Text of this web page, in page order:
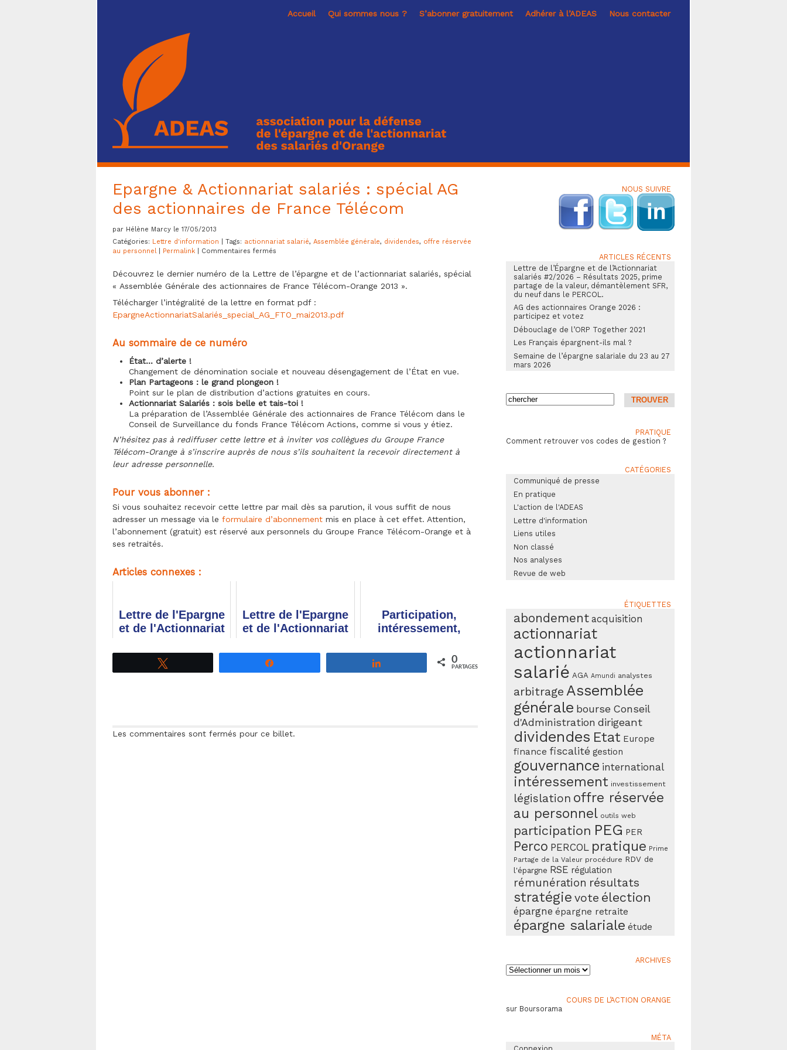
Accueil Qui sommes nous ? S’abonner gratuitement Adhérer à l’ADEAS Nous contacter
Epargne & Actionnariat salariés : spécial AG
des actionnaires de France Télécom
par Hélène Marcy le 17/05/2013
Catégories: Lettre d'information | Tags: actionnariat salarié, Assemblée générale, dividendes, offre réservée
au personnel| Permalink Commentaires fermés
Actionnariat
salariés
spécial
AG
Découvrez le dernier numéro de la Lettre de l’épargne et de l’actionnariat salariés, spécial
« Assemblée Générale des actionnaires de France Télécom-Orange 2013 ».
Télécharger l’intégralité de la lettre en format pdf :
EpargneActionnariatSalariés_special_AG_FTO_mai2013.pdf
Au sommaire de ce numéro
État… d’alerte !
Changement de dénomination sociale et nouveau désengagement de l’État en vue.
Plan Partageons : le grand plongeon !
Point sur le plan de distribution d’actions gratuites en cours.
Actionnariat Salariés : sois belle et tais-toi !
La préparation de l’Assemblée Générale des actionnaires de France Télécom dans le
Conseil de Surveillance du fonds France Télécom Actions, comme si vous y étiez.
N’hésitez pas à rediffuser cette lettre et à inviter vos collègues du Groupe France
Télécom-Orange à s’inscrire auprès de nous s’ils souhaitent la recevoir directement à
leur adresse personnelle.
Pour vous abonner :
Si vous souhaitez recevoir cette lettre par mail dès sa parution, il vous suffit de nous
adresser un message via le formulaire d’abonnement mis en place à cet effet. Attention,
l’abonnement (gratuit) est réservé aux personnels du Groupe France Télécom-Orange et à
ses retraités.
Articles connexes :
Lettre de l'Epargne
et de l'Actionnariat
Lettre de l'Epargne
et de l'Actionnariat
Résultats 2024,
participation,
Participation,
intéressement,
combien
toucherez-vous et
0
PARTAGES
Les commentaires sont fermés pour ce billet.
NOUS SUIVRE
ARTICLES RÉCENTS
Lettre de l’Épargne et de l’Actionnariat
salariés #2/2026 – Résultats 2025, prime
partage de la valeur, démantèlement SFR,
du neuf dans le PERCOL.
AG des actionnaires Orange 2026 :
participez et votez
Débouclage de l’ORP Together 2021
Les Français épargnent-ils mal ?
Semaine de l’épargne salariale du 23 au 27
mars 2026
PRATIQUE
Comment retrouver vos codes de gestion ?
CATÉGORIES
Communiqué de presse
En pratique
L'action de l'ADEAS
Lettre d'information
Liens utiles
Non classé
Nos analyses
Revue de web
ÉTIQUETTES
abondement acquisition
actionnariat
actionnariat
salarié AGA Amundi analystes
arbitrage Assemblée
générale bourse Conseil
d'Administration dirigeant
dividendes Etat Europe
finance fiscalité gestion
gouvernance international
intéressement investissement
législation offre réservée
au personnel outils web
participation PEG PER
Perco PERCOL pratique Prime
Partage de la Valeur procédure RDV de
l'épargne RSE régulation
rémunération résultats
stratégie vote élection
épargne épargne retraite
épargne salariale étude
ARCHIVES
Archives
COURS DE L’ACTION ORANGE
sur Boursorama
MÉTA